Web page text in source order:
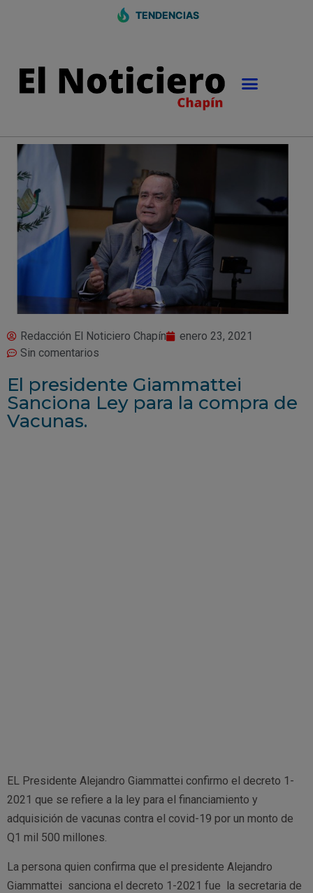
TENDENCIAS
Redacción El Noticiero Chapín
enero 23, 2021
Sin comentarios
El presidente Giammattei
Sanciona Ley para la compra de
Vacunas.
EL Presidente Alejandro Giammattei confirmo el decreto 1-
2021 que se refiere a la ley para el financiamiento y
adquisición de vacunas contra el covid-19 por un monto de
Q1 mil 500 millones.
La persona quien confirma que el presidente Alejandro
Giammattei sanciona el decreto 1-2021 fue la secretaria de